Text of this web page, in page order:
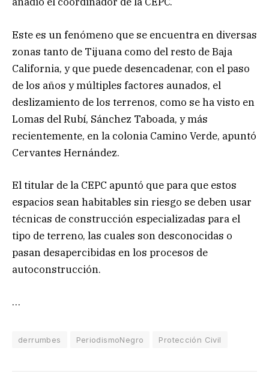
Este es un fenómeno que se encuentra en diversas
zonas tanto de Tijuana como del resto de Baja
California, y que puede desencadenar, con el paso
de los años y múltiples factores aunados, el
deslizamiento de los terrenos, como se ha visto en
Lomas del Rubí, Sánchez Taboada, y más
recientemente, en la colonia Camino Verde, apuntó
Cervantes Hernández.
El titular de la CEPC apuntó que para que estos
espacios sean habitables sin riesgo se deben usar
técnicas de construcción especializadas para el
tipo de terreno, las cuales son desconocidas o
pasan desapercibidas en los procesos de
autoconstrucción.
…
derrumbes PeriodismoNegro Protección Civil